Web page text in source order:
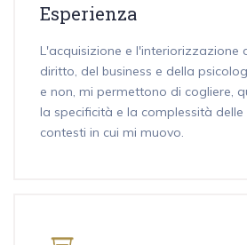
Esperienza
L'acquisizione e l'interiorizzazione
diritto, del business e della
e non, mi permettono di cogliere,
la specificità e la complessità
contesti in cui mi muovo.